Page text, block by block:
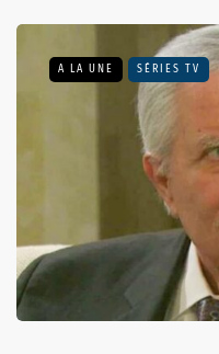
A LA UNE SÉRIES TV